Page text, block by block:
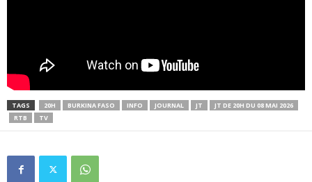
TAGS 20H BURKINA FASO INFO JOURNAL JT
JT DE 20H DU 08 MAI 2026
RTB
TV